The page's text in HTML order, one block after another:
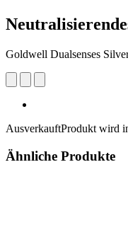
Goldwell Dualsenses
AusverkauftProdukt wird
Ähnliche Produkte